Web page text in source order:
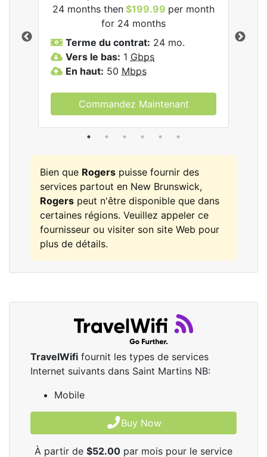
24 months then $199.99 per month
for 24 months
Terme du contrat: 24 mo.
Vers le bas: 1 Gbps
En haut: 50 Mbps
Commandez Maintenant
Bien que Rogers puisse fournir des
services partout en New Brunswick,
Rogers peut n'être disponible que dans
certaines régions. Veuillez appeler ce
fournisseur ou visiter son site Web pour
plus de détails.
TravelWifi fournit les types de services
Internet suivants dans Saint Martins NB:
Mobile
Buy Now
À partir de $52.00 par mois pour le service